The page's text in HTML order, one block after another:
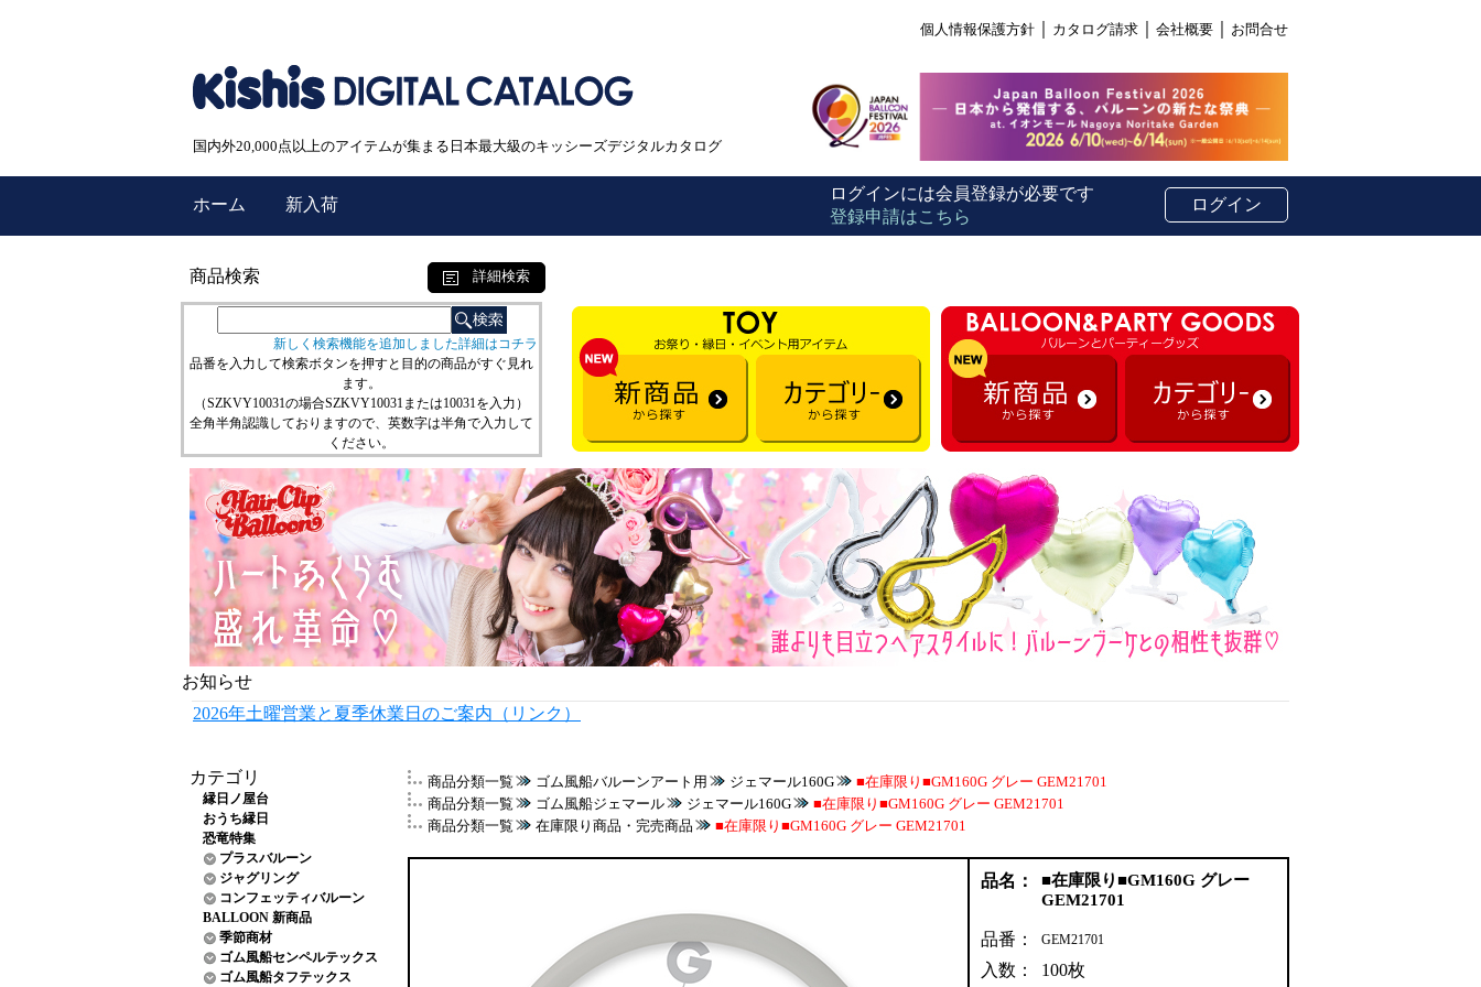
個人情報保護方針 カタログ請求 会社概要 お問合せ
国内外20,000点以上のアイテムが集まる日本最大級のキッシーズデジタルカタログ
ホーム 新入荷
ログインには会員登録が必要です
登録申請はこちら
ログイン
商品検索 詳細検索
新しく検索機能を追加しました詳細はコチラ
品番を入力して検索ボタンを押すと目的の商品がすぐ見れ
ます。
（SZKVY10031の場合SZKVY10031または10031を入力）
全角半角認識しておりますので、英数字は半角で入力して
ください。
お知らせ
2026年土曜営業と夏季休業日のご案内（リンク）
カテゴリ
縁日ノ屋台
おうち縁日
恐竜特集
プラスバルーン
ジャグリング
コンフェッティバルーン
BALLOON 新商品
季節商材
ゴム風船センペルテックス
ゴム風船タフテックス
商品分類一覧 ゴム風船バルーンアート用 ジェマール160G
■在庫限り■GM160G グレー GEM21701
商品分類一覧
ゴム風船ジェマール ジェマール160G
■在庫限り■GM160G グレー GEM21701
商品分類一覧
在庫限り商品・完売商品 ■在庫限り■GM160G グレー GEM21701
品名：
■在庫限り■GM160G グレー
GEM21701
品番： GEM21701
入数： 100枚